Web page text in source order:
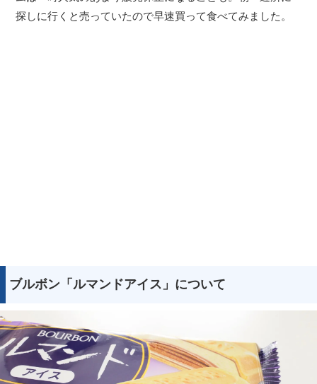
探しに行くと売っていたので早速買って食べてみました。
ブルボン「ルマンドアイス」について